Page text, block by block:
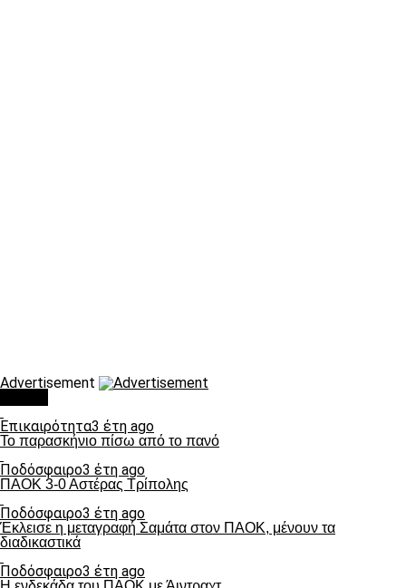
Advertisement
Επικαιρότητα3 έτη ago
Το παρασκήνιο πίσω από το πανό
Ποδόσφαιρο3 έτη ago
ΠΑΟΚ 3-0 Αστέρας Τρίπολης
Ποδόσφαιρο3 έτη ago
Έκλεισε η μεταγραφή Σαμάτα στον ΠΑΟΚ, μένουν τα
διαδικαστικά
Ποδόσφαιρο3 έτη ago